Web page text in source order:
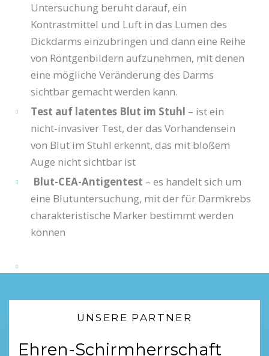
Untersuchung beruht darauf, ein
Kontrastmittel und Luft in das Lumen des
Dickdarms einzubringen und dann eine Reihe
von Röntgenbildern aufzunehmen, mit denen
eine mögliche Veränderung des Darms
sichtbar gemacht werden kann.
Test auf latentes Blut im Stuhl – ist ein
nicht-invasiver Test, der das Vorhandensein
von Blut im Stuhl erkennt, das mit bloßem
Auge nicht sichtbar ist
Blut-CEA-Antigentest – es handelt sich um
eine Blutuntersuchung, mit der für Darmkrebs
charakteristische Marker bestimmt werden
können
UNSERE PARTNER
Ehren-Schirmherrschaft